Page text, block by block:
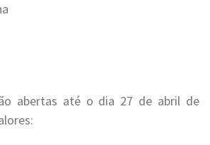
abertas até o dia 27 de abril de